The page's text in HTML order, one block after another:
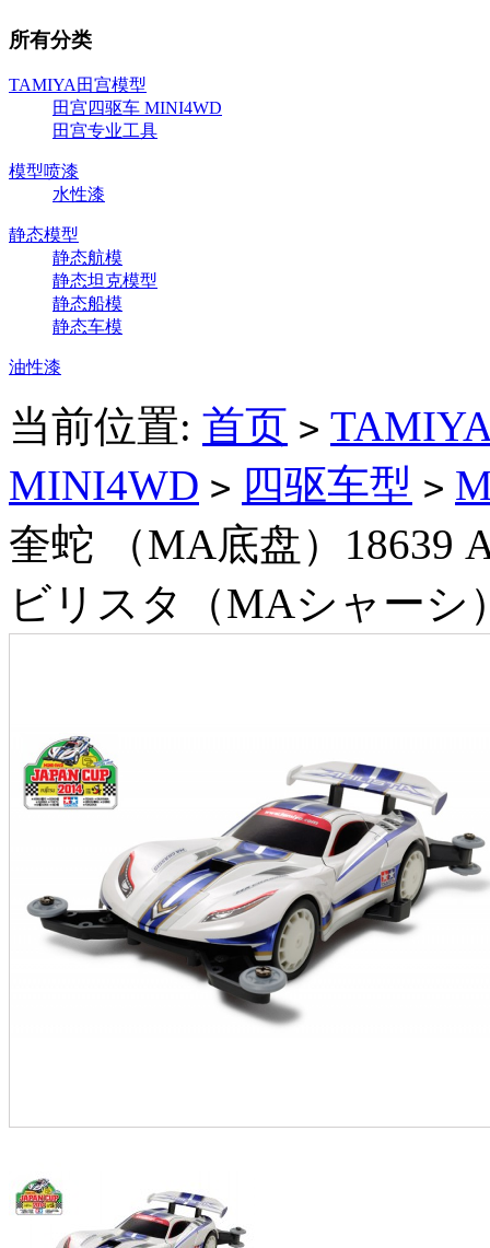
所有分类
TAMIYA田宫模型
田宫四驱车 MINI4WD
田宫专业工具
模型喷漆
水性漆
静态模型
静态航模
静态坦克模型
静态船模
静态车模
油性漆
当前位置: 首页 >
MINI4WD > 四驱车型 >
奎蛇 （MA底盘）18639
ビリスタ（MAシャーシ